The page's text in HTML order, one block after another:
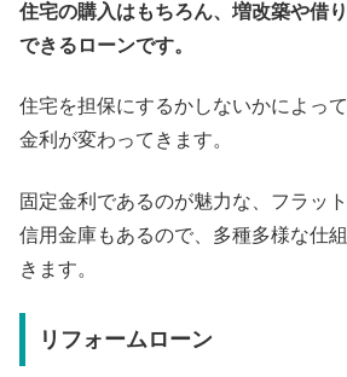
住宅の購入はもちろん、増改築や借
できるローンです。
住宅を担保にするかしないかによっ
金利が変わってきます。
固定金利であるのが魅力な、フラッ
信用金庫もあるので、多種多様な仕
きます。
リフォームローン